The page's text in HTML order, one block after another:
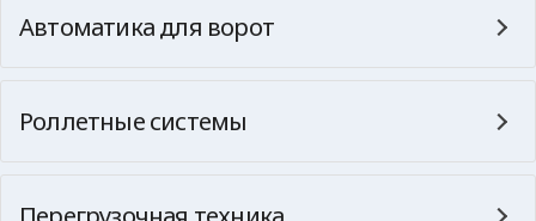
Автоматика для ворот
Роллетные системы